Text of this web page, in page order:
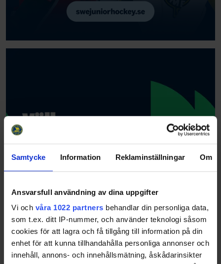
Samtycke Information Reklaminställningar Om
Ansvarsfull användning av dina uppgifter
Vi och våra 1022 partners behandlar din personliga data,
som t.ex. ditt IP-nummer, och använder teknologi såsom
cookies för att lagra och få tillgång till information på din
enhet för att kunna tillhandahålla personliga annonser och
innehåll, annons- och innehållsmätning, åskådarinsikter